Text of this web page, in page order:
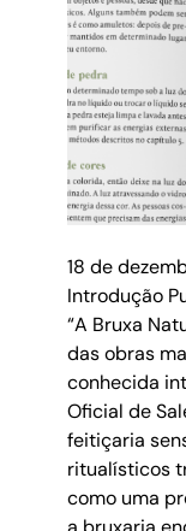
18 de
Introdução
“A Bruxa
das obras
conhecida
Oficial de
feitiçaria
ritualísticos
como uma